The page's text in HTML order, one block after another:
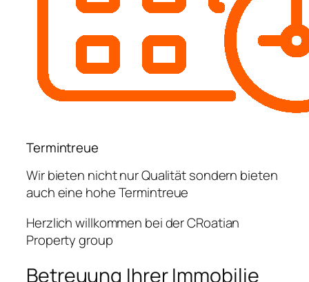
Termintreue
Wir bieten nicht nur Qualität sondern bieten
auch eine hohe Termintreue
Herzlich willkommen bei der CRoatian
Property group
Betreuung Ihrer Immobilie